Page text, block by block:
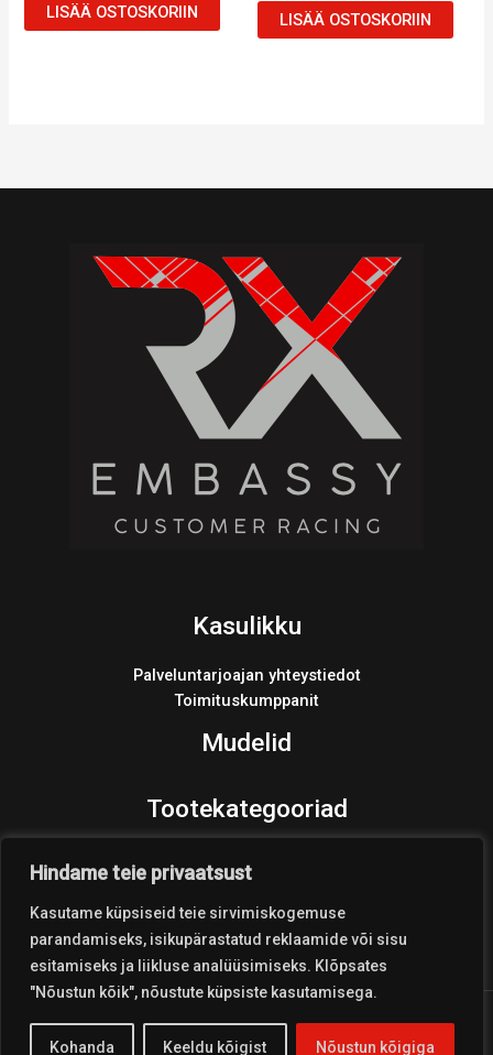
Hindame teie privaatsust
Kasutame küpsiseid teie sirvimiskogemuse
parandamiseks, isikupärastatud reklaamide või sisu
esitamiseks ja liikluse analüüsimiseks. Klõpsates
"Nõustun kõik", nõustute küpsiste kasutamisega.
Kohanda Keeldu kõigist Nõustun kõigiga
LISÄÄ OSTOSKORIIN LISÄÄ OSTOSKORIIN
Kasulikku
Palveluntarjoajan yhteystiedot
Toimituskumppanit
Mudelid
Tootekategooriad
Products
Copyright © 2026 Coolest Crosskart Shop